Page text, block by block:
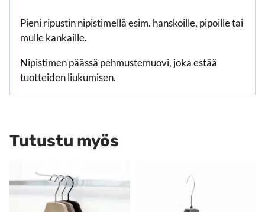
Pieni ripustin nipistimellä esim. hanskoille, pipoille tai
mulle kankaille.
Nipistimen päässä pehmustemuovi, joka estää
tuotteiden liukumisen.
Tutustu myös